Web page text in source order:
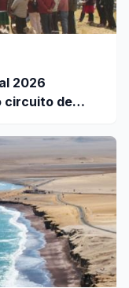
2026
circuito de